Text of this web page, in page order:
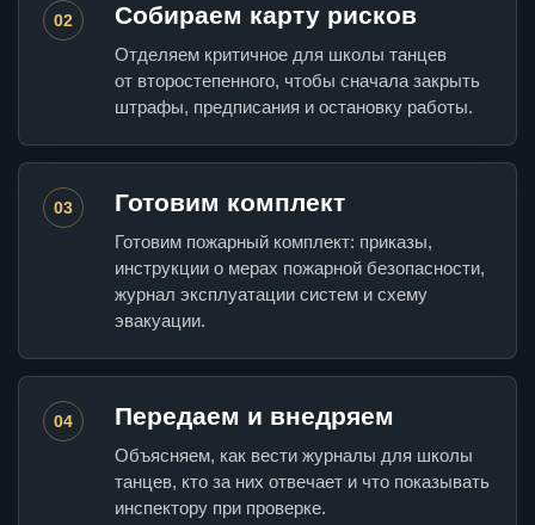
02 Собираем карту рисков
Отделяем критичное для школы танцев
от второстепенного, чтобы сначала закрыть
штрафы, предписания и остановку работы.
03 Готовим комплект
Готовим пожарный комплект: приказы,
инструкции о мерах пожарной безопасности,
журнал эксплуатации систем и схему
эвакуации.
04 Передаем и внедряем
Объясняем, как вести журналы для школы
танцев, кто за них отвечает и что показывать
инспектору при проверке.